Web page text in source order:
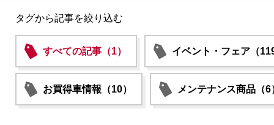
タグから記事を絞り込む
すべての記事（1） イベント・フェア（
お買得車情報（10） メンテナンス商品（6